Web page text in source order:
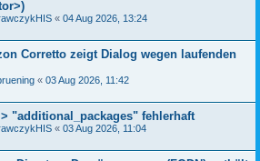
« 04 Aug 2026, 13:24
Corretto zeigt Dialog wegen laufenden
« 03 Aug 2026, 11:42
"additional_packages" fehlerhaft
« 03 Aug 2026, 11:04